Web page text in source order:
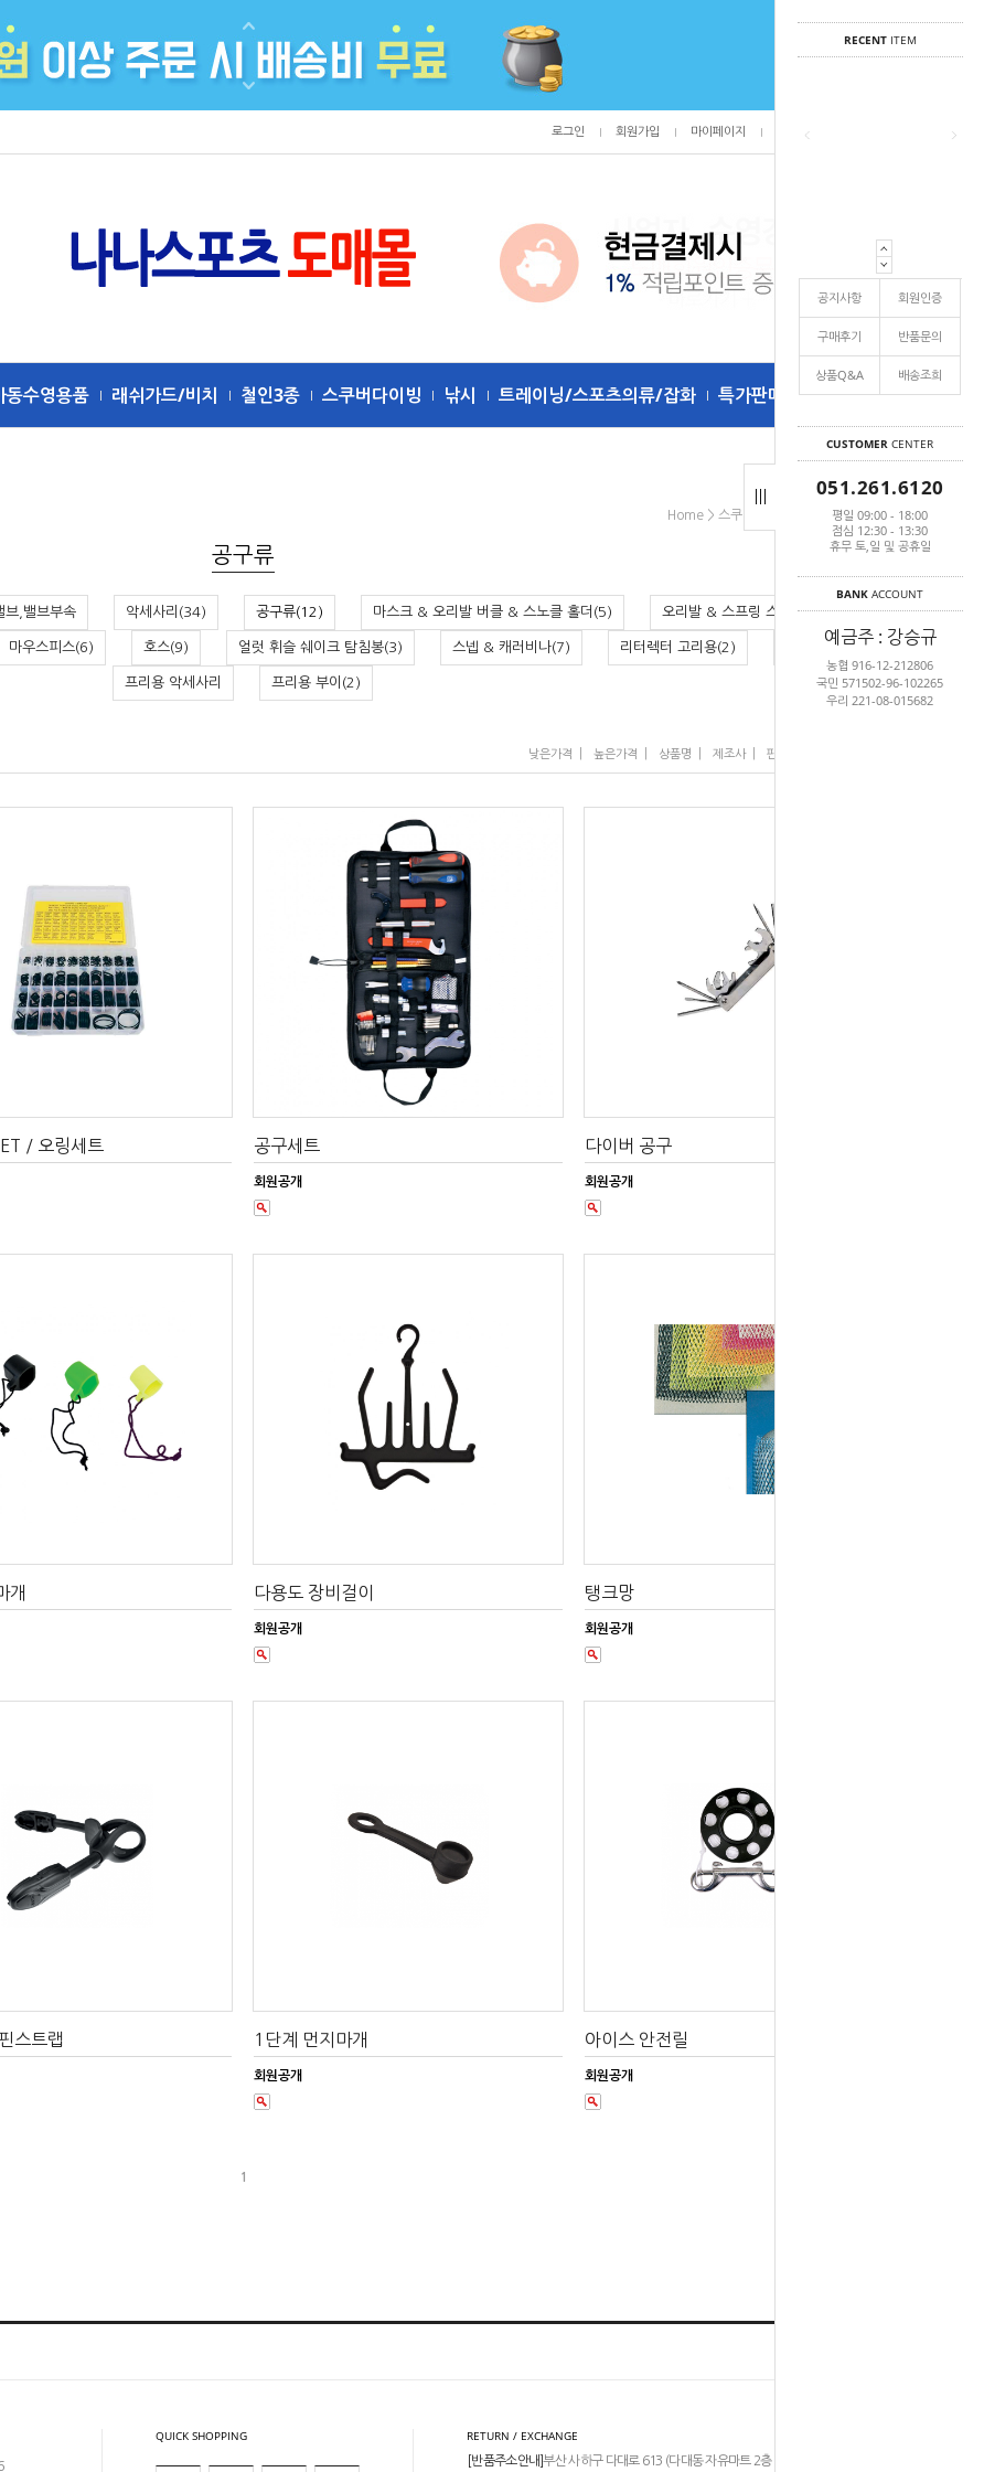
RECENTITEM
공지사항 회원인증
구매후기 반품문의
상품Q&A 배송조희
CUSTOMER CENTER
051.261.6120
평일 09:00 - 18:00
점심 12:30 - 13:30
휴무 토,일 및 공휴일
BANK ACCOUNT
예금주 : 강승규
농협 916-12-212806
국민 571502-96-102265
우리 221-08-015682
로그인 회원가입 마이페이지
동수영용품 래쉬가드/비치 철인3종 스쿠버다이빙 낚시 트레이닝/스포츠의류/잡화 특가판매
Home > 스쿠버다이빙 악세사리 >공구류
공구류
브,밸브부속 악세사리(34) 공구류(12) 마스크 & 오리발 버클 & 스노클 홀더(5) 오리발 & 스프링 스트랩(1)
마우스피스(6) 호스(9) 얼럿 휘슬 쉐이크 탐침봉(3) 스넵 & 캐러비나(7) 리터렉터 고리용(2)
프리용 악세사리 프리용 부이(2)
낮은가격 높은가격 상품명 제조사| 판매순위
/ 오링세트 공구세트
회원공개
다이버 공구
회원공개
개 다용도 장비걸이
회원공개
탱크망
회원공개
스트랩 1단계 먼지마개
회원공개
아이스 안전릴
회원공개
1
QUICK SHOPPING RETURN / EXCHANGE
[반품주소안내]부산 사하구 다대로 613 (다대동 자유마트 2층 206-211호)